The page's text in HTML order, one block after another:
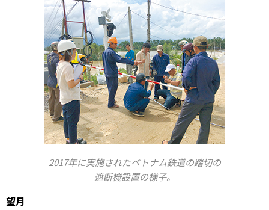
2017年に実施されたベトナム鉄道の踏切の
遮断機設置の様子。
望月